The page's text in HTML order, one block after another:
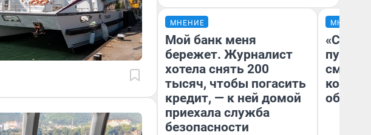
МНЕНИЕ
Мой банк меня
бережет. Журналист
хотела снять 200
тысяч, чтобы погасить
кредит, — к ней домой
приехала служба
безопасности
МНЕНИЕ